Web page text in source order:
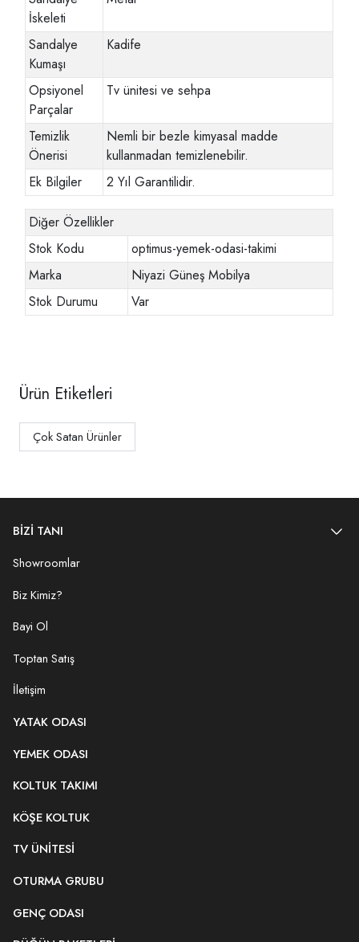
İskeleti
Sandalye
Kumaşı
Kadife
Opsiyonel
Parçalar
Tv ünitesi ve sehpa
Temizlik
Önerisi
Nemli bir bezle kimyasal madde
kullanmadan temizlenebilir.
Ek Bilgiler
2 Yıl Garantilidir.
Diğer Özellikler
Stok Kodu
optimus-yemek-odasi-takimi
Marka
Niyazi Güneş Mobilya
Stok Durumu
Var
Ürün Etiketleri
Çok Satan Ürünler
BİZİ TANI
Showroomlar
Biz Kimiz?
Bayi Ol
Toptan Satış
İletişim
YATAK ODASI
YEMEK ODASI
KOLTUK TAKIMI
KÖŞE KOLTUK
TV ÜNITESI
OTURMA GRUBU
GENÇ ODASI